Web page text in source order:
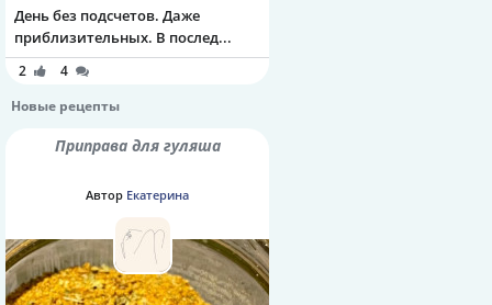
День без подсчетов. Даже
приблизительных. В послед...
2
4
Новые рецепты
Приправа для гуляша
Автор Екатерина